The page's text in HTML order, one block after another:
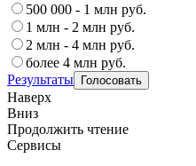
500 000 - 1 млн руб.
1 млн - 2 млн руб.
2 млн - 4 млн руб.
более 4 млн руб.
Результаты
Наверх
Вниз
Продолжить чтение
Сервисы